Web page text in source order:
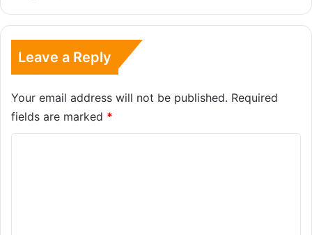
Leave a Reply
Your email address will not be published. Required
fields are marked *